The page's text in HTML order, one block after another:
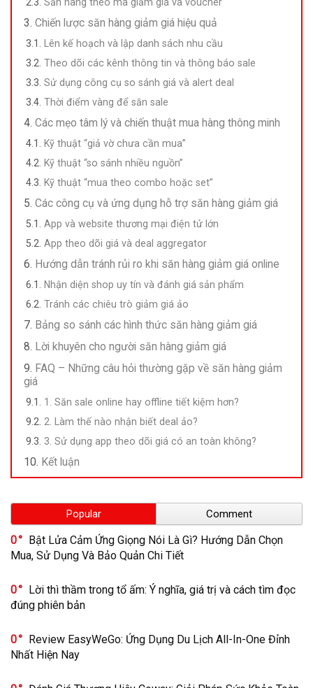
Chiến lược săn hàng giảm giá hiệu quả
Lên kế hoạch và lập danh sách nhu cầu
Theo dõi các kênh thông tin và thông báo sale
Sử dụng công cụ so sánh giá và alert deal
Thời điểm vàng để săn sale
Các mẹo tâm lý và chiến thuật mua hàng thông minh
Kỹ thuật “giả vờ chưa cần mua”
Kỹ thuật “so sánh nhiều nguồn”
Kỹ thuật “mua theo combo hoặc set”
Các công cụ và ứng dụng hỗ trợ săn hàng giảm giá
App và website thương mại điện tử lớn
App theo dõi giá và deal aggregator
Hướng dẫn tránh rủi ro khi săn hàng giảm giá online
Nhận diện shop uy tín và đánh giá sản phẩm
Tránh các chiêu trò giảm giá ảo
Bảng so sánh các hình thức săn hàng giảm giá
Lời khuyên cho người săn hàng giảm giá
FAQ – Những câu hỏi thường gặp về săn hàng giảm
giá
1. Săn sale online hay offline tiết kiệm hơn?
2. Làm thế nào nhận biết deal ảo?
3. Sử dụng app theo dõi giá có an toàn không?
Kết luận
Popular Comment
0
Bật Lửa Cảm Ứng Giọng Nói Là Gì? Hướng Dẫn Chọn
Mua, Sử Dụng Và Bảo Quản Chi Tiết
0
Lời thì thầm trong tổ ấm: Ý nghĩa, giá trị và cách tìm đọc
đúng phiên bản
0
Review EasyWeGo: Ứng Dụng Du Lịch All-In-One Đỉnh
Nhất Hiện Nay